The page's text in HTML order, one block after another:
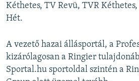
Kéthetes, TV Revü, TVR Kéthetes,
Hét.
A vezető hazai állásportál, a
kizárólagosan a Ringier
Sportal.hu sportoldal szintén a